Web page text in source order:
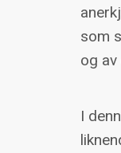
som
og
I